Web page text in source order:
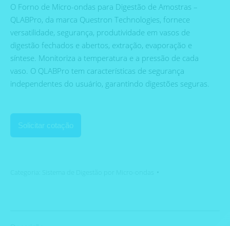
O Forno de Micro-ondas para Digestão de Amostras –
QLABPro, da marca Questron Technologies, fornece
versatilidade, segurança, produtividade em vasos de
digestão fechados e abertos, extração, evaporação e
síntese. Monitoriza a temperatura e a pressão de cada
vaso. O QLABPro tem características de segurança
independentes do usuário, garantindo digestões seguras.
Solicitar cotação